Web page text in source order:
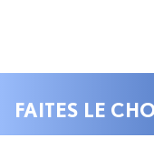
FAITES LE